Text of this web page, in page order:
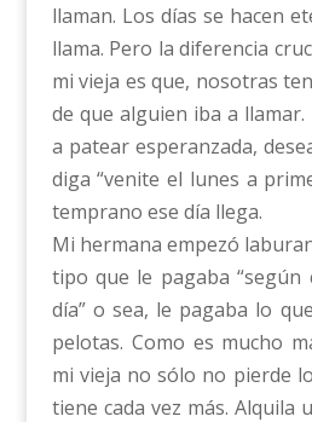
llaman. Los días se hacen
llama. Pero la diferencia
mi vieja es que, nosotras
de que alguien iba a
a patear esperanzada,
diga “venite el lunes a
temprano ese día llega.
Mi hermana empezó
tipo que le pagaba “según
día” o sea, le pagaba lo
pelotas. Como es mucho
mi vieja no sólo no pierde
tiene cada vez más. Alquila